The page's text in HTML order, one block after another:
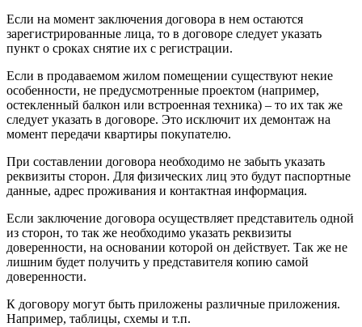
Если на момент заключения договора в нем остаются
зарегистрированные лица, то в договоре следует указать
пункт о сроках снятие их с регистрации.
Если в продаваемом жилом помещении существуют некие
особенности, не предусмотренные проектом (например,
остекленный балкон или встроенная техника) – то их так же
следует указать в договоре. Это исключит их демонтаж на
момент передачи квартиры покупателю.
При составлении договора необходимо не забыть указать
реквизиты сторон. Для физических лиц это будут паспортные
данные, адрес проживания и контактная информация.
Если заключение договора осуществляет представитель одной
из сторон, то так же необходимо указать реквизиты
доверенности, на основании которой он действует. Так же не
лишним будет получить у представителя копию самой
доверенности.
К договору могут быть приложены различные приложения.
Например, таблицы, схемы и т.п.